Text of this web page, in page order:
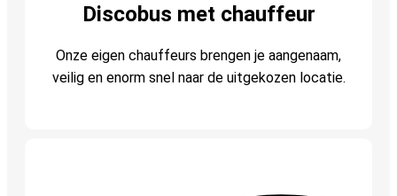
Discobus met chauffeur
Onze eigen chauffeurs brengen je aangenaam,
veilig en enorm snel naar de uitgekozen locatie.